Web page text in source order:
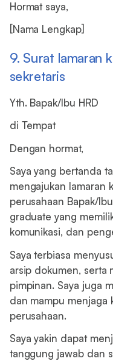
Hormat saya,
[Nama Lengkap]
9. Surat lamaran
sekretaris
Yth. Bapak/Ibu HRD
di Tempat
Dengan hormat,
Saya yang bertanda
mengajukan lamaran
perusahaan Bapak/
graduate yang
komunikasi, dan
Saya terbiasa
arsip dokumen, serta
pimpinan. Saya juga
dan mampu menjaga
perusahaan.
Saya yakin dapat
tanggung jawab dan